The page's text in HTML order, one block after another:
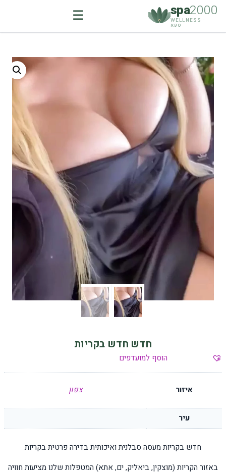
spa2000
WELLNESS ·
ספא ☰
content
חדש חדש בקריות
הוסף למועדפים
איזור צפון
עיר
חדש בקריות מעסה סבלנית ואיכותית בדירה פרטית בקריות
באזור הקריות (מוצקין, ביאליק, ים, אתא) המטפלות שלנו מציעות חוויה